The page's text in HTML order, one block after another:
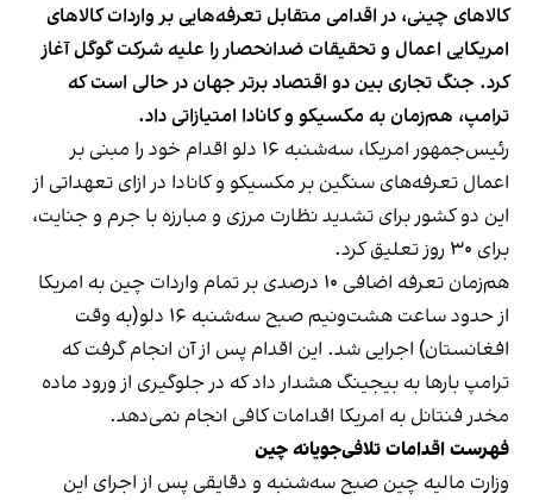
کالاهای چینی، در اقدامی متقابل تعرفه‌هایی بر واردات کالاهای
امریکایی اعمال و تحقیقات ضد‌انحصار را علیه شرکت گوگل آغاز
کرد. جنگ تجاری بین دو اقتصاد برتر جهان در حالی است که
ترامپ، هم‌زمان به مکسیکو و کانادا امتیازاتی داد.
رئیس‌جمهور امریکا، سه‌شنبه ۱۶ دلو اقدام خود را مبنی بر
اعمال تعرفه‌های سنگین بر مکسیکو و کانادا در ازای تعهداتی از
این دو کشور برای تشدید نظارت مرزی و مبارزه با جرم و جنایت،
برای ۳۰ روز تعلیق کرد.
هم‌زمان تعرفه اضافی ۱۰ درصدی بر تمام واردات چین به امریکا
از حدود ساعت هشت‌ونیم صبح سه‌شنبه ۱۶ دلو(به وقت
افغانستان) اجرایی شد. این اقدام پس از آن انجام گرفت که
ترامپ بارها به بیجینگ هشدار داد که در جلوگیری از ورود ماده
مخدر فنتانل به امریکا اقدامات کافی انجام نمی‌دهد.
فهرست اقدامات تلافی‌جویانه چین
وزارت مالیه چین صبح سه‌شنبه و دقایقی پس از اجرای این